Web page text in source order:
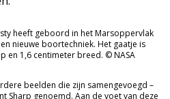
heeft geboord in het Marsoppervlak
nieuwe boortechniek. Het gaatje is
en 1,6 centimeter breed. © NASA
beelden die zijn samengevoegd –
Sharp genoemd. Aan de voet van deze